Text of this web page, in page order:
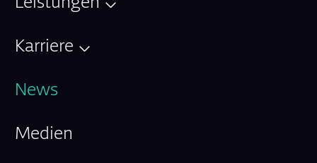
Karriere
News
Medien